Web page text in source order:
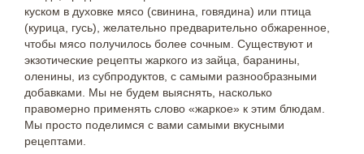
куском в духовке мясо (свинина, говядина) или птица
(курица, гусь), желательно предварительно обжаренное,
чтобы мясо получилось более сочным. Существуют и
экзотические рецепты жаркого из зайца, баранины,
оленины, из субпродуктов, с самыми разнообразными
добавками. Мы не будем выяснять, насколько
правомерно применять слово «жаркое» к этим блюдам.
Мы просто поделимся с вами самыми вкусными
рецептами.